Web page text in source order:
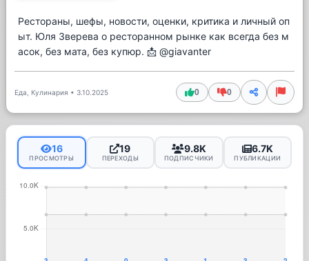
Рестораны, шефы, новости, оценки, критика и личный оп
ыт. Юля Зверева о ресторанном рынке как всегда без м
асок, без мата, без купюр. 📩 @giavanter
Еда, Кулинария • 3.10.2025 0 0
16
ПРОСМОТРЫ
19
ПЕРЕХОДЫ
9.8K
ПОДПИСЧИКИ
6.7K
ПУБЛИКАЦИИ